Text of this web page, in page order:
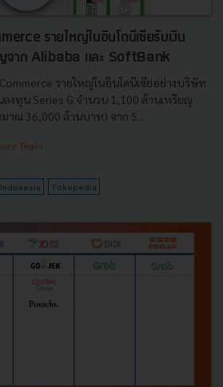
รายใหญ่ในอินโดนีเซียรับเงิน
จาก Alibaba และ SoftBank
รายใหญ่ในอินโดนีเซียอย่างบริษัท
งทุน Series G จำนวน 1,100 ล้านเหรียญ
าณ 36,000 ล้านบาท) จาก S...
Team
Indonesia Tokopedia